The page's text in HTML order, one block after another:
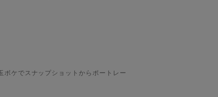
ケでスナップショットからポートレー